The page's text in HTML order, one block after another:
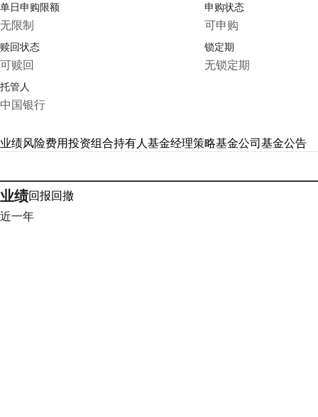
单日申购限额
无限制
申购状态
可申购
赎回状态
可赎回
锁定期
无锁定期
托管人
中国银行
业绩风险费用投资组合持有人基金经理策略基金公司基金公告
业绩回报回撤
近一年